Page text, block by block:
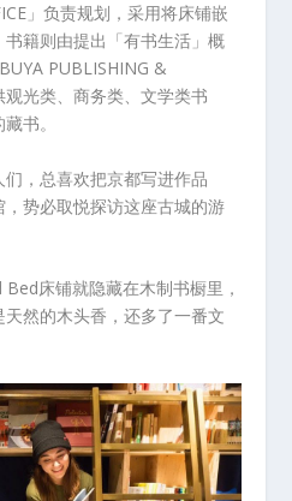
」负责规划，采用将床铺嵌
籍则由提出「有书生活」概
PUBLISHING &
观光类、商务类、文学类书
书。
，总喜欢把京都写进作品
势必取悦探访这座古城的游
床铺就隐藏在木制书橱里，
然的木头香，还多了一番文